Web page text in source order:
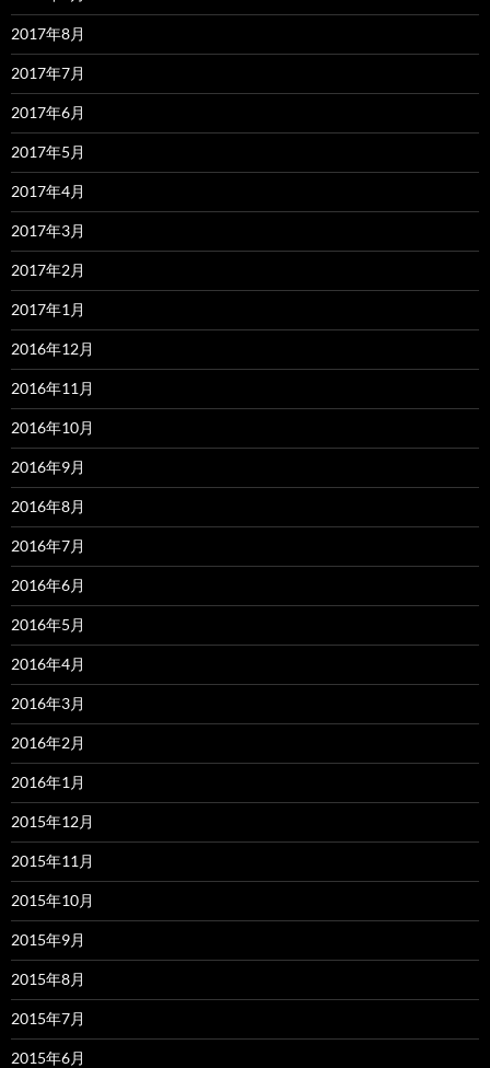
2017年8月
2017年7月
2017年6月
2017年5月
2017年4月
2017年3月
2017年2月
2017年1月
2016年12月
2016年11月
2016年10月
2016年9月
2016年8月
2016年7月
2016年6月
2016年5月
2016年4月
2016年3月
2016年2月
2016年1月
2015年12月
2015年11月
2015年10月
2015年9月
2015年8月
2015年7月
2015年6月